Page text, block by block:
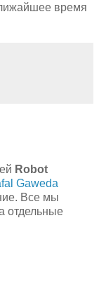
время
Robot
Gaweda
Все мы
отдельные